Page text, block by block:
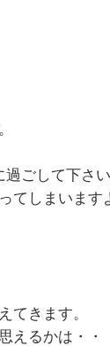
ごして下さい
てしまいます
てきます。
えるかは・・